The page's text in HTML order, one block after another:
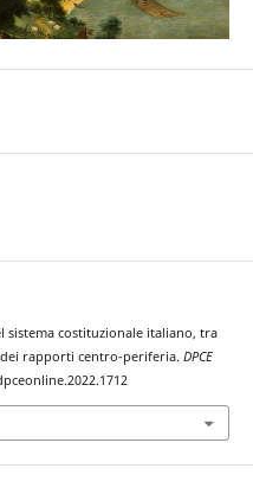
sistema costituzionale italiano, tra
rapporti centro-periferia. DPCE